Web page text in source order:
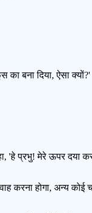
बना दिया, ऐसा क्यों?'
'हे प्रभु! मेरे ऊपर दया
करना होगा, अन्य कोई